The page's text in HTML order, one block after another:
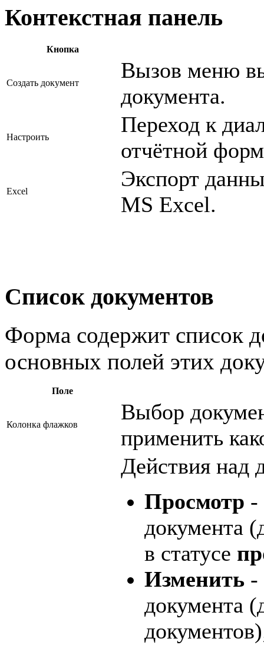
Контекстная панель
Кнопка
Создать документ
Вызов меню
документа.
Настроить
Переход к
отчётной
Excel
Экспорт
MS Excel.
Список документов
Форма содержит список
основных полей этих
Поле
Колонка флажков
Выбор
применить
Действия над
Просмотр -
документа
в статусе
Изменить -
документа